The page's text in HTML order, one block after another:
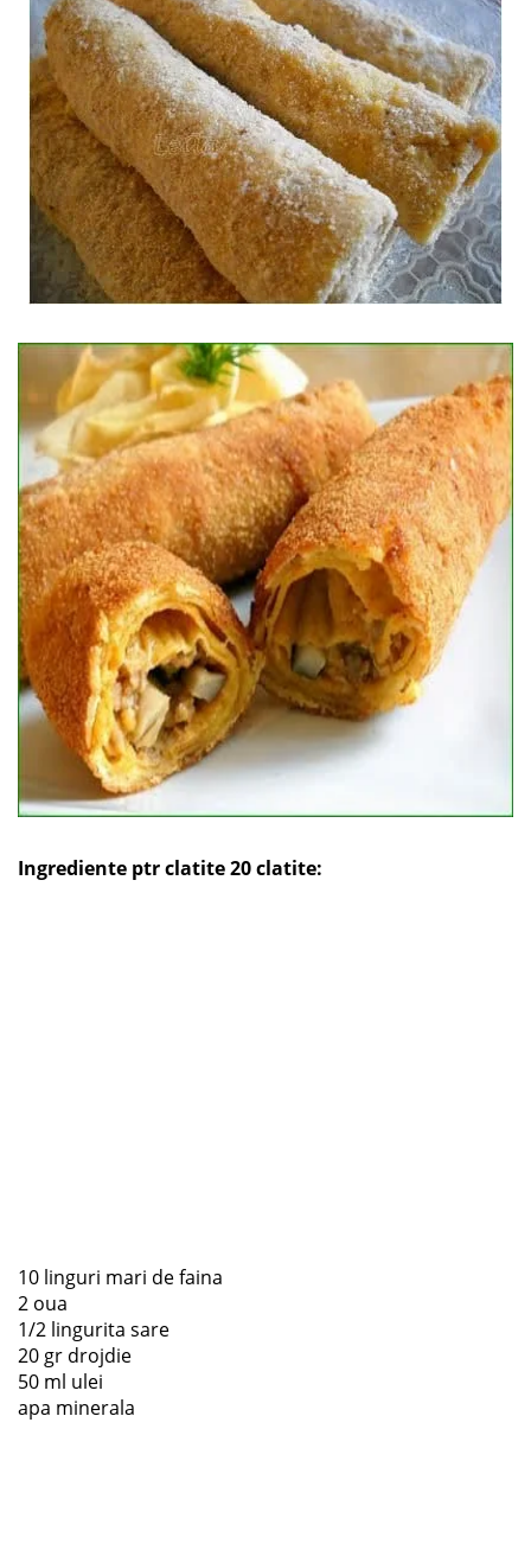
Ingrediente ptr clatite 20 clatite:
10 linguri mari de faina
2 oua
1/2 lingurita sare
20 gr drojdie
50 ml ulei
apa minerala